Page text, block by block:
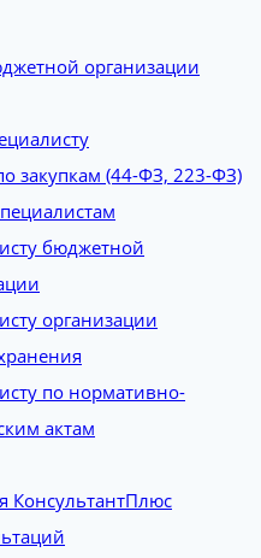
организации
закупкам (44-ФЗ, 223-ФЗ)
бюджетной
организации
по нормативно-
актам
КонсультантПлюс